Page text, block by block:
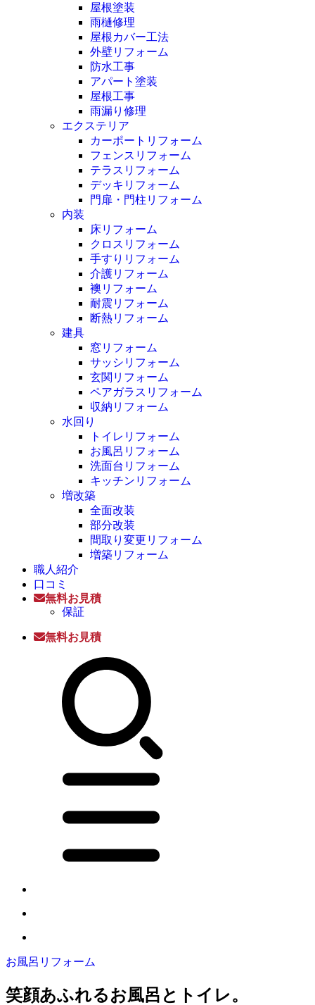
屋根塗装
雨樋修理
屋根カバー工法
外壁リフォーム
防水工事
アパート塗装
屋根工事
雨漏り修理
エクステリア
カーポートリフォーム
フェンスリフォーム
テラスリフォーム
デッキリフォーム
門扉・門柱リフォーム
内装
床リフォーム
クロスリフォーム
手すりリフォーム
介護リフォーム
襖リフォーム
耐震リフォーム
断熱リフォーム
建具
窓リフォーム
サッシリフォーム
玄関リフォーム
ペアガラスリフォーム
収納リフォーム
水回り
トイレリフォーム
お風呂リフォーム
洗面台リフォーム
キッチンリフォーム
増改築
全面改装
部分改装
間取り変更リフォーム
増築リフォーム
職人紹介
口コミ
無料お見積
保証
無料お見積
お風呂リフォーム
笑顔あふれるお風呂とトイレ。